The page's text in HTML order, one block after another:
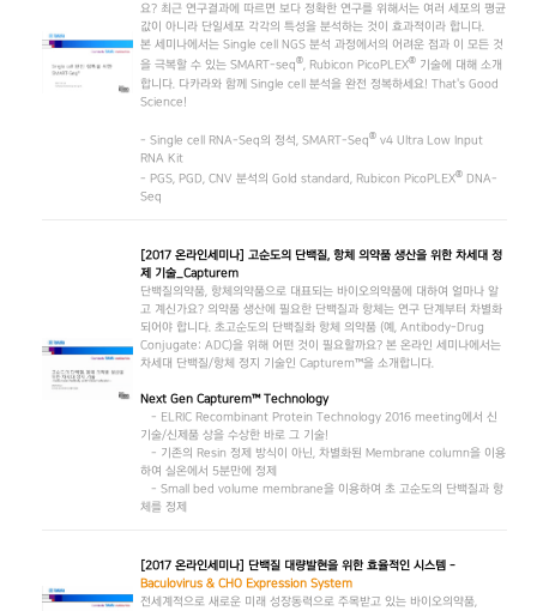
요? 최근 연구결과에 따르면 보다 정확한 연구를 위해서는 여러 세포의 평균
값이 아니라 단일세포 각각의 특성을 분석하는 것이 효과적이라 합니다.
본 세미나에서는 Single cell NGS 분석 과정에서의 어려운 점과 이 모든 것
을 극복할 수 있는 SMART-seq®, Rubicon PicoPLEX® 기술에 대해 소개
합니다. 다카라와 함께 Single cell 분석을 완전 정복하세요! That's Good
Science!
- Single cell RNA-Seq의 정석, SMART-Seq® v4 Ultra Low Input
RNA Kit
- PGS, PGD, CNV 분석의 Gold standard, Rubicon PicoPLEX® DNA-
Seq
[2017 온라인세미나] 고순도의 단백질, 항체 의약품 생산을 위한 차세대 정
제 기술_Capturem
단백질의약품, 항체의약품으로 대표되는 바이오의약품에 대하여 얼마나 알
고 계신가요? 의약품 생산에 필요한 단백질과 항체는 연구 단계부터 차별화
되어야 합니다. 초고순도의 단백질화 항체 의약품 (예, Antibody-Drug
Conjugate: ADC)을 위해 어떤 것이 필요할까요? 본 온라인 세미나에서는
차세대 단백질/항체 정지 기술인 Capturem™을 소개합니다.
Next Gen Capturem™ Technology
- ELRIC Recombinant Protein Technology 2016 meeting에서 신
기술/신제품 상을 수상한 바로 그 기술!
- 기존의 Resin 정제 방식이 아닌, 차별화된 Membrane column을 이용
하여 실온에서 5분만에 정제
- Small bed volume membrane을 이용하여 초 고순도의 단백질과 항
체를 정제
[2017 온라인세미나] 단백질 대량발현을 위한 효율적인 시스템 -
Baculovirus & CHO Expression System
전세계적으로 새로운 미래 성장동력으로 주목받고 있는 바이오의약품,